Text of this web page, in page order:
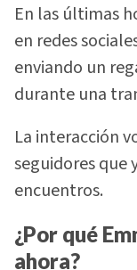
En las últimas
en redes
enviando un
durante una
La interacción
seguidores que
encuentros.
¿Por qué
ahora?